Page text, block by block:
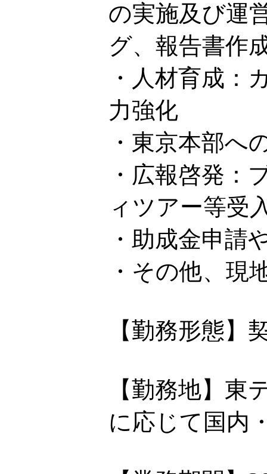
の実施及び運
グ、報告書作
・人材育成：
力強化
・東京本部へ
・広報啓発：
ィツアー等受
・助成金申請
・その他、現
【勤務形態】
【勤務地】東
に応じて国内